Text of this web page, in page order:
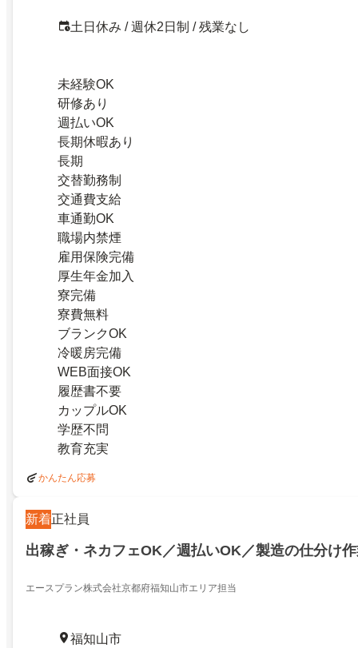
土日休み / 週休2日制 / 残業なし
未経験OK
研修あり
週払いOK
長期休暇あり
長期
交替勤務制
交通費支給
車通勤OK
職場内禁煙
雇用保険完備
厚生年金加入
寮完備
寮費無料
ブランクOK
冷暖房完備
WEB面接OK
履歴書不要
カップルOK
学歴不問
教育充実
かんたん応募
新着正社員
出稼ぎ・ネカフェOK／週払いOK／製造の仕分け
エースプラン株式会社京都府福知山市エリア担当
福知山市